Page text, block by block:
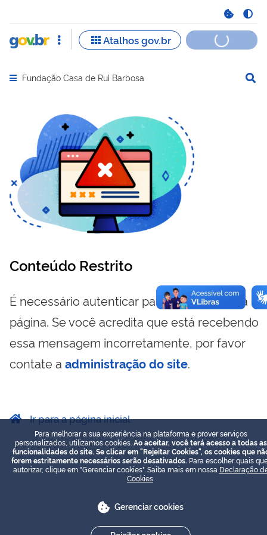
Abrir menu principal de navegação
Fundação Casa de Rui Barbosa
Conteúdo Restrito
É necessário autenticar para visualizar essa
página. Se você acredita que está recebendo
essa mensagem incorretamente, por favor
contate a administração do site.
Ir para a página inicial
Para melhorar a sua experiência na plataforma e prover serviços
personalizados, utilizamos cookies. Ao aceitar, você terá acesso a todas as
funcionalidades do site. Se clicar em "Rejeitar Cookies", os cookies que
forem estritamente necessários serão desativados. Para escolher quais
autorizar, clique em "Gerenciar cookies". Saiba mais em nossa Declaração
Cookies
Gerenciar cookies